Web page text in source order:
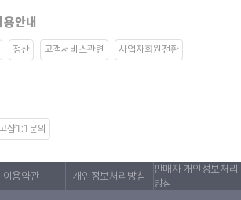
안내
정산 고객서비스관련 사업자회원전환
샵1:1문의
이용약관 개인정보처리방침
판매자 개인정보처리
방침